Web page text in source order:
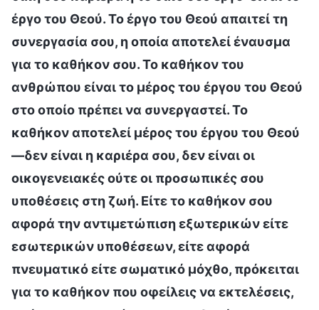
έργο του Θεού. Το έργο του Θεού απαιτεί τη
συνεργασία σου, η οποία αποτελεί έναυσμα
για το καθήκον σου. Το καθήκον του
ανθρώπου είναι το μέρος του έργου του Θεού
στο οποίο πρέπει να συνεργαστεί. Το
καθήκον αποτελεί μέρος του έργου του Θεού
—δεν είναι η καριέρα σου, δεν είναι οι
οικογενειακές ούτε οι προσωπικές σου
υποθέσεις στη ζωή. Είτε το καθήκον σου
αφορά την αντιμετώπιση εξωτερικών είτε
εσωτερικών υποθέσεων, είτε αφορά
πνευματικό είτε σωματικό μόχθο, πρόκειται
για το καθήκον που οφείλεις να εκτελέσεις,